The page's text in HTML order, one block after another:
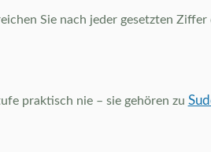
Sie nach jeder gesetzten
praktisch nie – sie gehören zu